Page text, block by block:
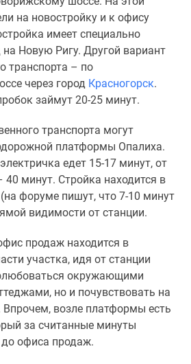
на новостройку и к офису
имеет специально
Новую Ригу. Другой вариант
транспорта – по
через город Красногорск.
займут 20-25 минут.
транспорта могут
платформы Опалиха.
едет 15-17 минут, от
40 минут. Стройка находится в
форуме пишут, что 7-10 минут
видимости от станции.
продаж находится в
участка, идя от станции
окружающими
но и почувствовать на
Впрочем, возле платформы есть
за считанные минуты
офиса продаж.